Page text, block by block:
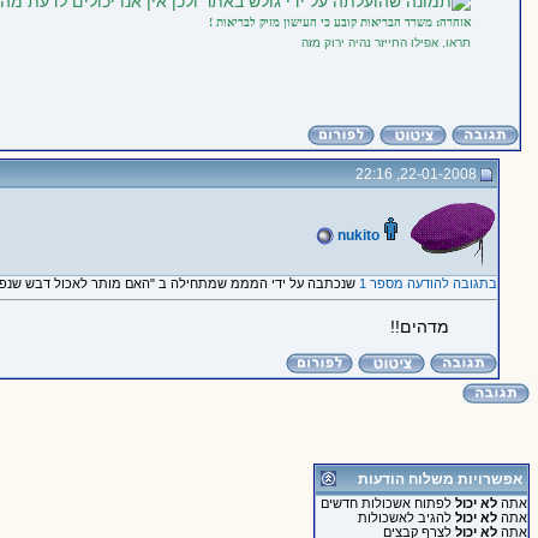
אזהרה: משרד הבריאות קובע כי העישון מזיק לבריאות !
תראו, אפילו החייזר נהיה ירוק מזה
22-01-2008, 22:16
nukito
בתגובה להודעה מספר 1 שנכתבה על ידי המממ שמתחילה ב "האם מותר לאכול דבש
מדהים!!
אפשרויות משלוח הודעות
אתה לא יכוללפתוח אשכולות חדשים
אתה לא יכוללהגיב לאשכולות
אתה לא יכוללצרף קבצים